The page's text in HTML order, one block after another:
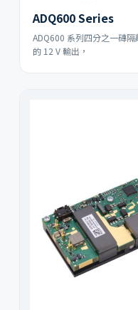
ADQ600 Series
ADQ600 系列四分之一磚
的 12 V 輸出，